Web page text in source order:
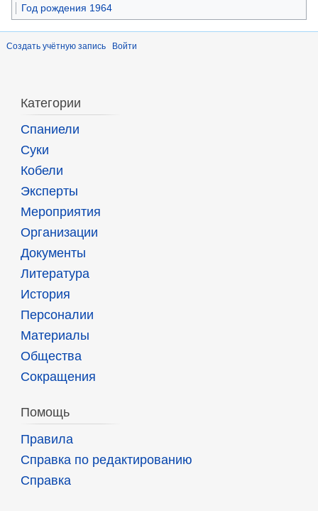
Год рождения 1964
Создать учётную запись Войти
Категории
Спаниели
Суки
Кобели
Эксперты
Мероприятия
Организации
Документы
Литература
История
Персоналии
Материалы
Общества
Сокращения
Помощь
Правила
Справка по редактированию
Справка